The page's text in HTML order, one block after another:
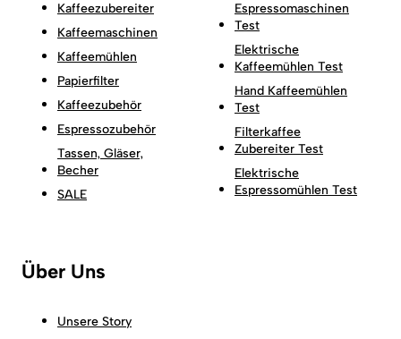
Kaffeezubereiter
Kaffeemaschinen
Kaffeemühlen
Papierfilter
Kaffeezubehör
Espressozubehör
Tassen, Gläser,
Becher
SALE
Espressomaschinen
Test
Elektrische
Kaffeemühlen Test
Hand Kaffeemühlen
Test
Filterkaffee
Zubereiter Test
Elektrische
Espressomühlen Test
Über Uns
Unsere Story